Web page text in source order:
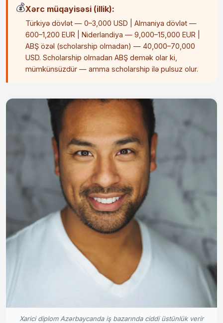
💰Xərc müqayisəsi (illik):
Türkiyə dövlət — 0–3,000 USD | Almaniya dövlət —
600–1,200 EUR | Niderlandiya — 9,000–15,000 EUR |
ABŞ özəl (scholarship olmadan) — 40,000–70,000
USD. Scholarship olmadan ABŞ demək olar ki,
mümkünsüzdür — amma scholarship ilə pulsuz olur.
Xarici diplom Azərbaycanda iş bazarında ciddi üstünlük verir